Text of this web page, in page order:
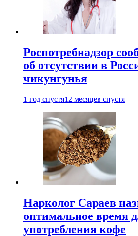
Роспотребнадзор
об отсутствии в
чикунгунья
1 год спустя12 месяцев спустя
Нарколог Сараев
оптимальное время
употребления кофе